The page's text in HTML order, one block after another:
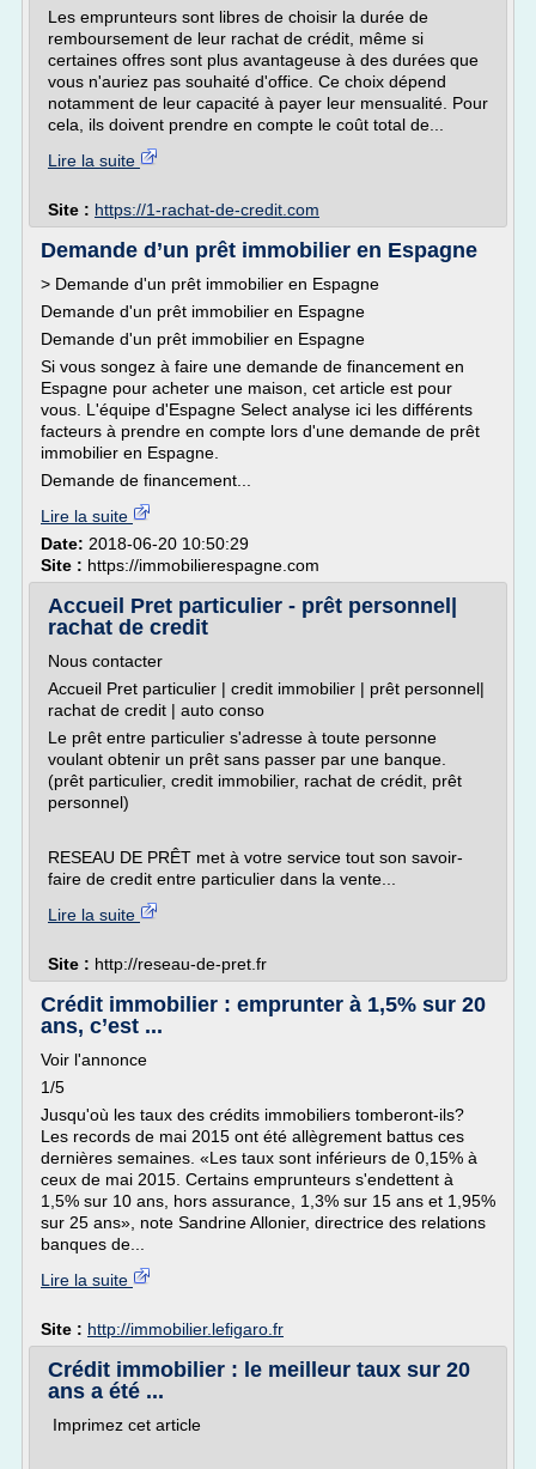
Les emprunteurs sont libres de choisir la durée de
remboursement de leur rachat de crédit, même si
certaines offres sont plus avantageuse à des durées que
vous n'auriez pas souhaité d'office. Ce choix dépend
notamment de leur capacité à payer leur mensualité. Pour
cela, ils doivent prendre en compte le coût total de...
Lire la suite
Site : https://1-rachat-de-credit.com
Demande d’un prêt immobilier en Espagne
> Demande d'un prêt immobilier en Espagne
Demande d'un prêt immobilier en Espagne
Demande d'un prêt immobilier en Espagne
Si vous songez à faire une demande de financement en
Espagne pour acheter une maison, cet article est pour
vous. L'équipe d'Espagne Select analyse ici les différents
facteurs à prendre en compte lors d'une demande de prêt
immobilier en Espagne.
Demande de financement...
Lire la suite
Date: 2018-06-20 10:50:29
Site : https://immobilierespagne.com
Accueil Pret particulier - prêt personnel|
rachat de credit
Nous contacter
Accueil Pret particulier | credit immobilier | prêt personnel|
rachat de credit | auto conso
Le prêt entre particulier s'adresse à toute personne
voulant obtenir un prêt sans passer par une banque.
(prêt particulier, credit immobilier, rachat de crédit, prêt
personnel)
RESEAU DE PRÊT met à votre service tout son savoir-
faire de credit entre particulier dans la vente...
Lire la suite
Site : http://reseau-de-pret.fr
Crédit immobilier : emprunter à 1,5% sur 20
ans, c’est ...
Voir l'annonce
1/5
Jusqu'où les taux des crédits immobiliers tomberont-ils?
Les records de mai 2015 ont été allègrement battus ces
dernières semaines. «Les taux sont inférieurs de 0,15% à
ceux de mai 2015. Certains emprunteurs s'endettent à
1,5% sur 10 ans, hors assurance, 1,3% sur 15 ans et 1,95%
sur 25 ans», note Sandrine Allonier, directrice des relations
banques de...
Lire la suite
Site : http://immobilier.lefigaro.fr
Crédit immobilier : le meilleur taux sur 20
ans a été ...
Imprimez cet article